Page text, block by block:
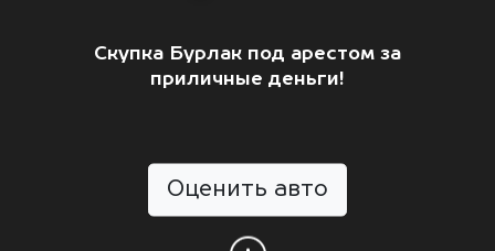
Скупка Бурлак под арестом за
приличные деньги!
Оценить авто